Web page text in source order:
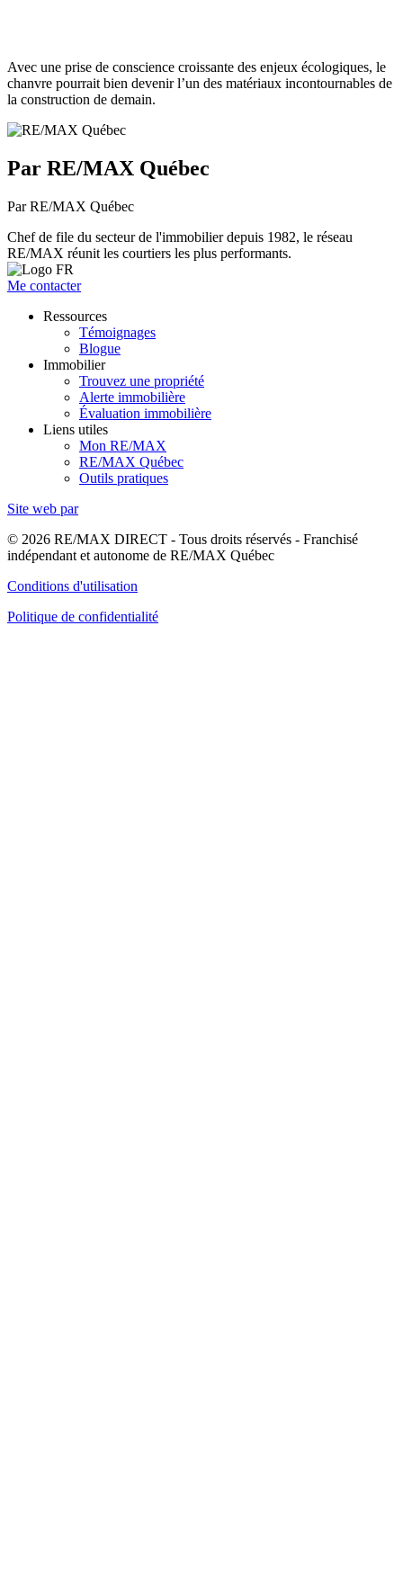
Avec une prise de conscience croissante des enjeux écologiques, le
chanvre pourrait bien devenir l’un des matériaux incontournables de
la construction de demain.
Par RE/MAX Québec
Par RE/MAX Québec
Chef de file du secteur de l'immobilier depuis 1982, le réseau
RE/MAX réunit les courtiers les plus performants.
Me contacter
Ressources
Témoignages
Blogue
Immobilier
Trouvez une propriété
Alerte immobilière
Évaluation immobilière
Liens utiles
Mon RE/MAX
RE/MAX Québec
Outils pratiques
Site web par
© 2026 RE/MAX DIRECT - Tous droits réservés - Franchisé
indépendant et autonome de RE/MAX Québec
Conditions d'utilisation
Politique de confidentialité